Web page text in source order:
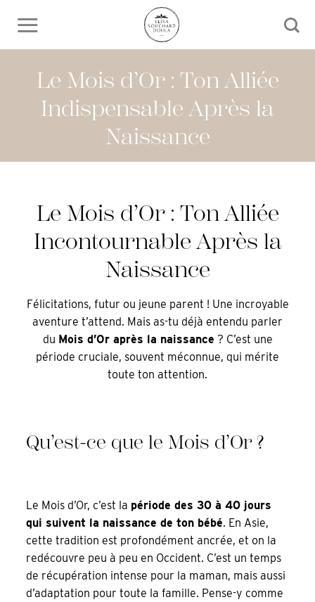
Le Mois d’Or : Ton Alliée
Indispensable Après la
Naissance
Le Mois d’Or : Ton Alliée
Incontournable Après la
Naissance
Félicitations, futur ou jeune parent ! Une incroyable
aventure t’attend. Mais as-tu déjà entendu parler
du Mois d’Or après la naissance ? C’est une
période cruciale, souvent méconnue, qui mérite
toute ton attention.
Qu’est-ce que le Mois d’Or ?
Le Mois d’Or, c’est la période des 30 à 40 jours
qui suivent la naissance de ton bébé. En Asie,
cette tradition est profondément ancrée, et on la
redécouvre peu à peu en Occident. C’est un temps
de récupération intense pour la maman, mais aussi
d’adaptation pour toute la famille. Pense-y comme